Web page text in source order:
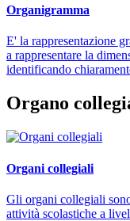
Organigramma
E' la rappresentazione
a rappresentare la
identificando
Organo
Organi collegiali
Gli organi collegiali
attività scolastiche a